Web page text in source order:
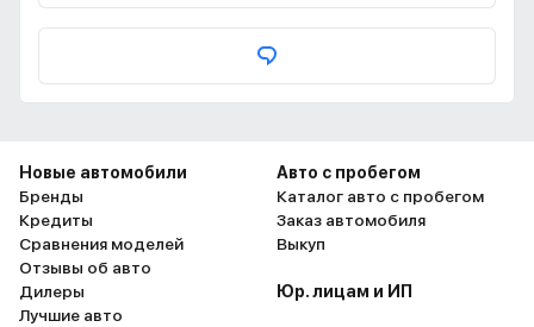
Новые автомобили
Бренды
Кредиты
Сравнения моделей
Отзывы об авто
Дилеры
Лучшие авто
Авто с пробегом
Каталог авто с пробегом
Заказ автомобиля
Выкуп
Юр. лицам и ИП